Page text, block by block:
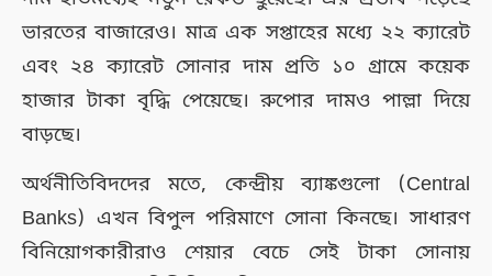
ভারতের বাজারেও। মাত্র এক সপ্তাহের মধ্যে ২২ ক্যারেট
এবং ২৪ ক্যারেট সোনার দাম প্রতি ১০ গ্রামে কয়েক
হাজার টাকা বৃদ্ধি পেয়েছে। রুপোর দামও পাল্লা দিয়ে
বাড়ছে।
অর্থনীতিবিদদের মতে, কেন্দ্রীয় ব্যাঙ্কগুলো (Central
Banks) এখন বিপুল পরিমাণে সোনা কিনছে। সাধারণ
বিনিয়োগকারীরাও শেয়ার বেচে সেই টাকা সোনায়